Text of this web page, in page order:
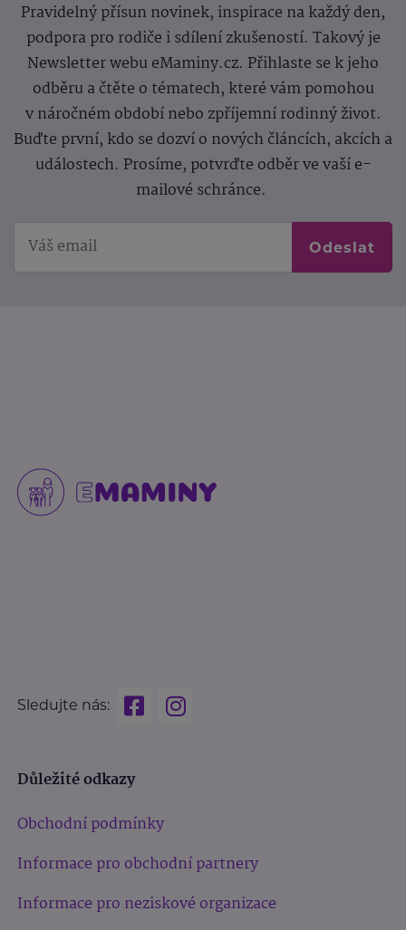
Pravidelný přísun novinek, inspirace na každý den,
podpora pro rodiče i sdílení zkušeností. Takový je
Newsletter webu eMaminy.cz. Přihlaste se k jeho
odběru a čtěte o tématech, které vám pomohou
v náročném období nebo zpříjemní rodinný život.
Buďte první, kdo se dozví o nových článcích, akcích a
událostech. Prosíme, potvrďte odběr ve vaší e-
mailové schránce.
Odeslat
Sledujte nás:
Důležité odkazy
Obchodní podmínky
Informace pro obchodní partnery
Informace pro neziskové organizace